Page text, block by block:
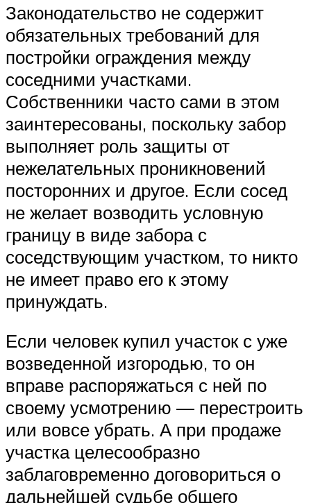
Законодательство не содержит
обязательных требований для
постройки ограждения между
соседними участками.
Собственники часто сами в этом
заинтересованы, поскольку забор
выполняет роль защиты от
нежелательных проникновений
посторонних и другое. Если сосед
не желает возводить условную
границу в виде забора с
соседствующим участком, то никто
не имеет право его к этому
принуждать.
Если человек купил участок с уже
возведенной изгородью, то он
вправе распоряжаться с ней по
своему усмотрению — перестроить
или вовсе убрать. А при продаже
участка целесообразно
заблаговременно договориться о
дальнейшей судьбе общего